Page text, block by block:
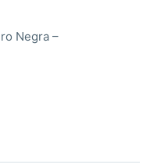
Negra –